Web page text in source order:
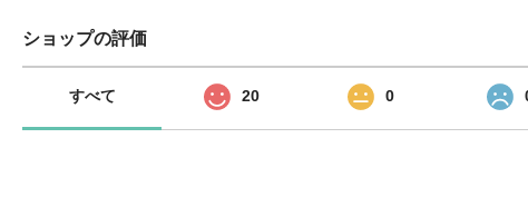
ショップの評価
すべて 20 0